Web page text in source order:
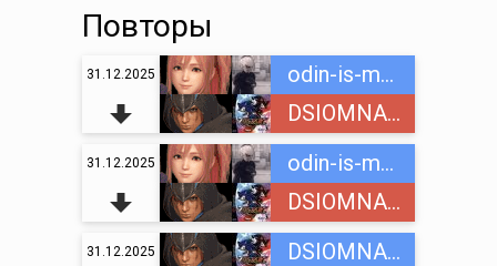
Повторы
31.12.2025
odin-is-mnogih
DSIOMNAINC
31.12.2025
odin-is-mnogih
DSIOMNAINC
31.12.2025
DSIOMNAINC